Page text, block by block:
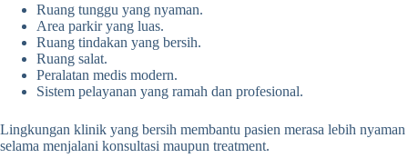
Ruang tunggu yang nyaman.
Area parkir yang luas.
Ruang tindakan yang bersih.
Ruang salat.
Peralatan medis modern.
Sistem pelayanan yang ramah dan profesional.
Lingkungan klinik yang bersih membantu pasien merasa lebih nyaman
selama menjalani konsultasi maupun treatment.